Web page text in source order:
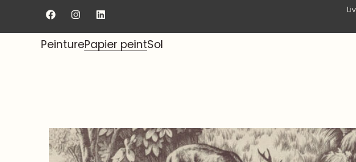
Livraison gratuite au showroom.
PeinturePapier peintSol